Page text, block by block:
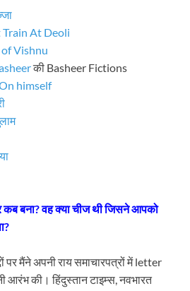
At Deoli
Vishnu
की Basheer Fictions
himself
बना? वह क्या चीज थी जिसने आपको
पर मैंने अपनी राय समाचारपत्रों में letter
की। हिंदुस्तान टाइम्स, नवभारत